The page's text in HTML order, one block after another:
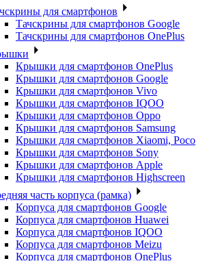
для смартфонов
Тачскрины для смартфонов Google
Тачскрины для смартфонов OnePlus
Крышки для смартфонов OnePlus
Крышки для смартфонов Google
Крышки для смартфонов Vivo
Крышки для смартфонов IQOO
Крышки для смартфонов Oppo
Крышки для смартфонов Samsung
Крышки для смартфонов Xiaomi, Poco
Крышки для смартфонов Sony
Крышки для смартфонов Apple
Крышки для смартфонов Highscreen
часть корпуса (рамка)
Корпуса для смартфонов Google
Корпуса для смартфонов Huawei
Корпуса для смартфонов IQOO
Корпуса для смартфонов Meizu
Корпуса для смартфонов OnePlus